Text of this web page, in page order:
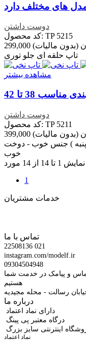
دوست داشتن
کد محصول: TP 5215
(بدون مالیات)
مشاهده بیشتر
38 تا 42
دوست داشتن
کد محصول: TP 5211
(بدون مالیات)
پنبه ) جنس خوب - دوخت
خوب
نمایش 1 تا 14 از 14 مورد
1
خدمات مشتریان
تماس با ما
22508136 021
instagram.com/modelf.ir
09304504948
تماس و پیامک در خدمت شما
هستیم
رسالت - محله مجیدیه
درباره ما
دارای نماد اعتماد
درگاه معتبر پی پینگ
اینترنتی سایز بزرگ
نماد اعتماد